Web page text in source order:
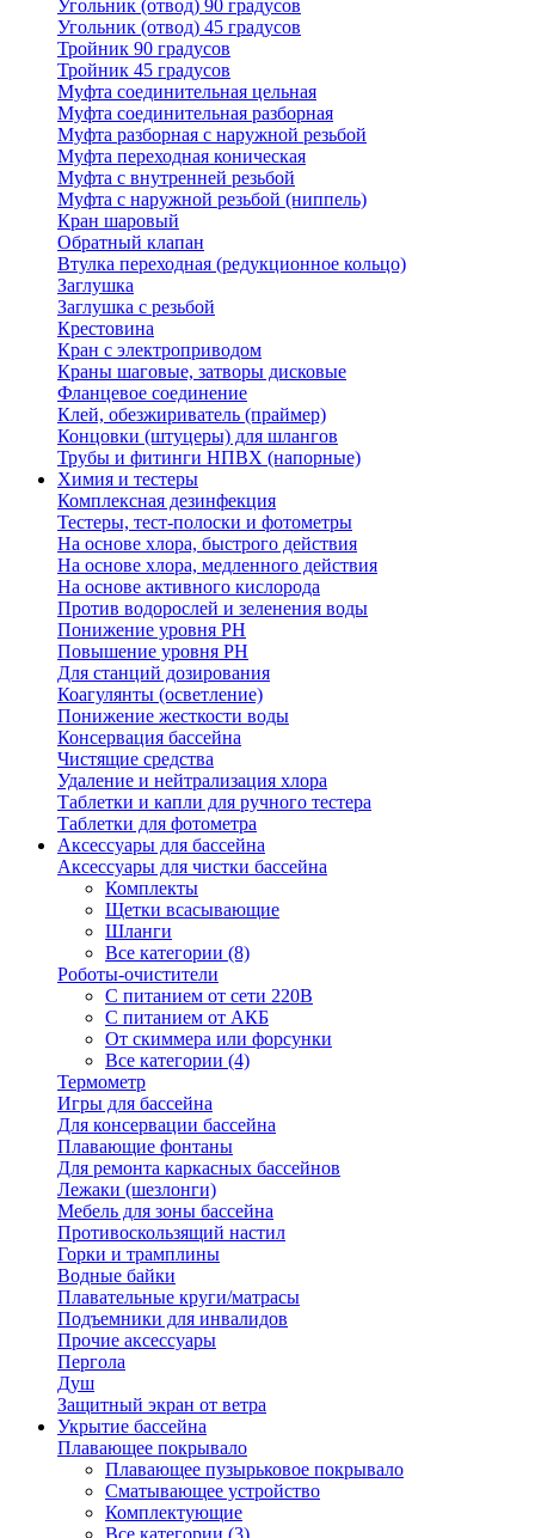
Угольник (отвод) 90 градусов
Угольник (отвод) 45 градусов
Тройник 90 градусов
Тройник 45 градусов
Муфта соединительная цельная
Муфта соединительная разборная
Муфта разборная с наружной резьбой
Муфта переходная коническая
Муфта с внутренней резьбой
Муфта с наружной резьбой (ниппель)
Кран шаровый
Обратный клапан
Втулка переходная (редукционное кольцо)
Заглушка
Заглушка с резьбой
Крестовина
Кран с электроприводом
Краны шаговые, затворы дисковые
Фланцевое соединение
Клей, обезжириватель (праймер)
Концовки (штуцеры) для шлангов
Трубы и фитинги НПВХ (напорные)
Химия и тестеры
Комплексная дезинфекция
Тестеры, тест-полоски и фотометры
На основе хлора, быстрого действия
На основе хлора, медленного действия
На основе активного кислорода
Против водорослей и зеленения воды
Понижение уровня РН
Повышение уровня РН
Для станций дозирования
Коагулянты (осветление)
Понижение жесткости воды
Консервация бассейна
Чистящие средства
Удаление и нейтрализация хлора
Таблетки и капли для ручного тестера
Таблетки для фотометра
Аксессуары для бассейна
Аксессуары для чистки бассейна
Комплекты
Щетки всасывающие
Шланги
Все категории (8)
Роботы-очистители
С питанием от сети 220В
С питанием от АКБ
От скиммера или форсунки
Все категории (4)
Термометр
Игры для бассейна
Для консервации бассейна
Плавающие фонтаны
Для ремонта каркасных бассейнов
Лежаки (шезлонги)
Мебель для зоны бассейна
Противоскользящий настил
Горки и трамплины
Водные байки
Плавательные круги/матрасы
Подъемники для инвалидов
Прочие аксессуары
Пергола
Душ
Защитный экран от ветра
Укрытие бассейна
Плавающее покрывало
Плавающее пузырьковое покрывало
Сматывающее устройство
Комплектующие
Все категории (3)